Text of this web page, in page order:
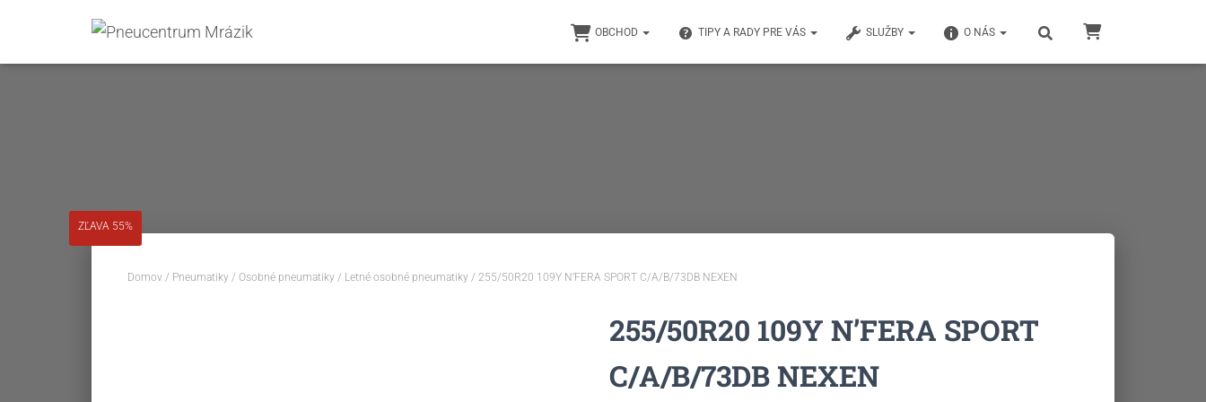
OBCHOD TIPY A RADY PRE VÁS SLUŽBY O NÁS
Domov / Pneumatiky / Osobné pneumatiky / Letné osobné pneumatiky / 255/50R20 109Y N’FERA SPORT C/A/B/73DB NEXEN
ZĽAVA 55%
255/50R20 109Y N’FERA SPORT
C/A/B/73DB NEXEN